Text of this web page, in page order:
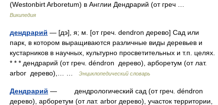
(Westonbirt Arboretum) в Англии Дендрарий (от греч …
Википедия
дендрарий — [дэ], я; м. [от греч. dendron дерево] Сад или
парк, в котором выращиваются различные виды деревьев и
кустарников в научных, культурно просветительных и т.п. целях.
* * * дендрарий (от греч. déndron дерево), арборетум (от лат.
arbor дерево),… …
Энциклопедический словарь
Дендрарий — дендрологический сад (от греч. déndron
дерево), арборетум (от лат. arbor дерево), участок территории,